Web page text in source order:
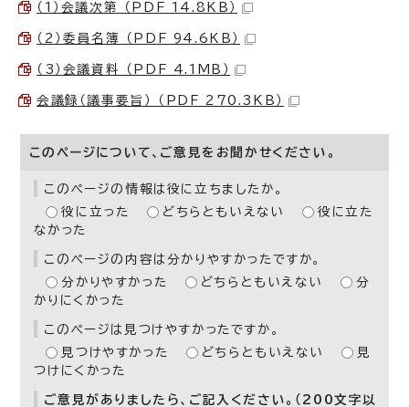
（1）会議次第 （PDF 14.8KB）
（2）委員名簿 （PDF 94.6KB）
（3）会議資料 （PDF 4.1MB）
会議録（議事要旨） （PDF 270.3KB）
このページについて、ご意見をお聞かせください。
このページの情報は役に立ちましたか。
役に立った
どちらともいえない
役に立た
なかった
このページの内容は分かりやすかったですか。
分かりやすかった
どちらともいえない
分
かりにくかった
このページは見つけやすかったですか。
見つけやすかった
どちらともいえない
見
つけにくかった
ご意見がありましたら、ご記入ください。（200文字以